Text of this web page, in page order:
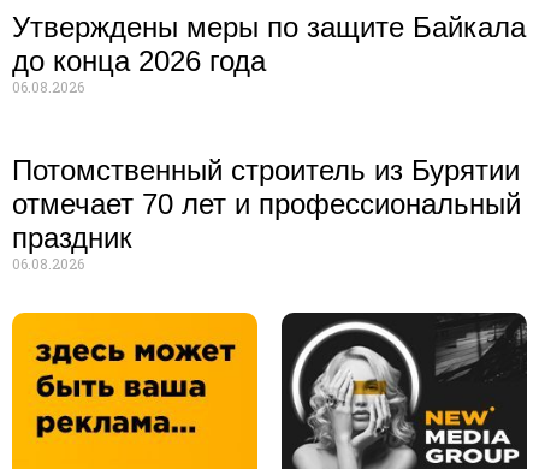
Утверждены меры по защите Байкала
до конца 2026 года
06.08.2026
Потомственный строитель из Бурятии
отмечает 70 лет и профессиональный
праздник
06.08.2026